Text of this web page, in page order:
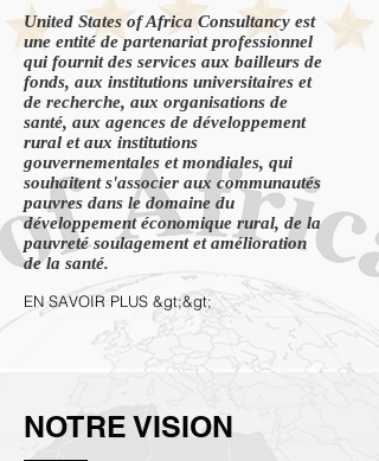
United States of Africa Consultancy est
une entité de partenariat professionnel
qui fournit des services aux bailleurs de
fonds, aux institutions universitaires et
de recherche, aux organisations de
santé, aux agences de développement
rural et aux institutions
gouvernementales et mondiales, qui
souhaitent s'associer aux communautés
pauvres dans le domaine du
développement économique rural, de la
pauvreté soulagement et amélioration
de la santé.
EN SAVOIR PLUS &gt;&gt;
NOTRE VISION